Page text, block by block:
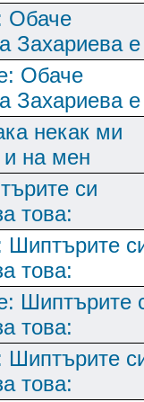
Обаче
Захариева е
Обаче
Захариева е
некак ми
и на мен
си
това:
Шиптърите
това:
Шиптърите
това:
Шиптърите
това: